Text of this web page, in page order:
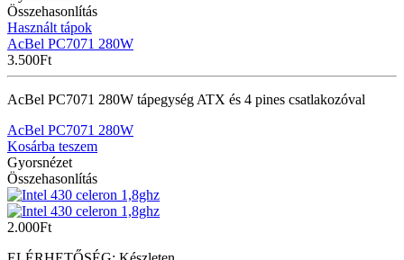
Összehasonlítás
Használt tápok
AcBel PC7071 280W
3.500Ft
AcBel PC7071 280W tápegység ATX és 4 pines csatlakozóval
AcBel PC7071 280W
Kosárba teszem
Gyorsnézet
Összehasonlítás
2.000Ft